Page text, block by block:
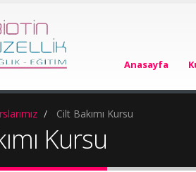
Anasayfa
Cilt Bakımı Kursu
Kursu